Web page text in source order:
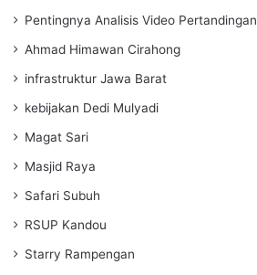
Pentingnya Analisis Video Pertandingan
Ahmad Himawan Cirahong
infrastruktur Jawa Barat
kebijakan Dedi Mulyadi
Magat Sari
Masjid Raya
Safari Subuh
RSUP Kandou
Starry Rampengan